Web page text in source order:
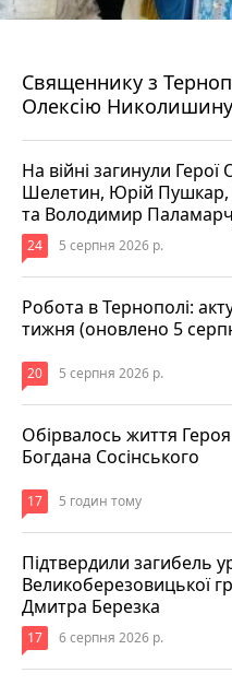
Священнику з
Олексію
На війні загинули Герої
Шелетин, Юрій Пушкар,
та Володимир
24 5 серпня 2026 р.
Робота в Тернополі:
тижня (оновлено 5
20 5 серпня 2026 р.
Обірвалось життя
Богдана Сосінського
17 5 годин тому
Підтвердили загибель
Великоберезовицької
Дмитра Березка
17 6 серпня 2026 р.